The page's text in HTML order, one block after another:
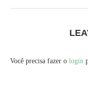
Você precisa fazer o login